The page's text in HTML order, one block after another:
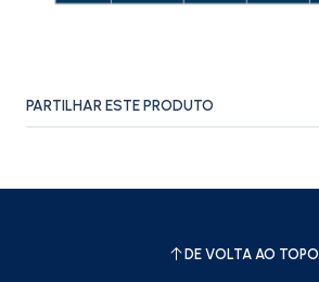
PARTILHAR ESTE PRODUTO
DE VOLTA AO TOPO